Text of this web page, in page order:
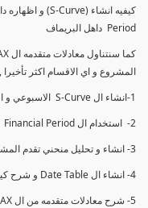
Period داهل البريماف
المشروع و اي الاقسام اكثر
1-انشاء ال S-Curve الاسبوعي و التراكمي للBaseline داخل ال Power BI.
2- استخدام ال Financial Period في عمل التحديثات و حفظها.
3- انشاء و تحليل منحني تقدم المشروع EV% الاسبوعي و التراكمي.
4- انشاء ال Date Table و شرح كيفيه ربط الPV% مع ال EV% .